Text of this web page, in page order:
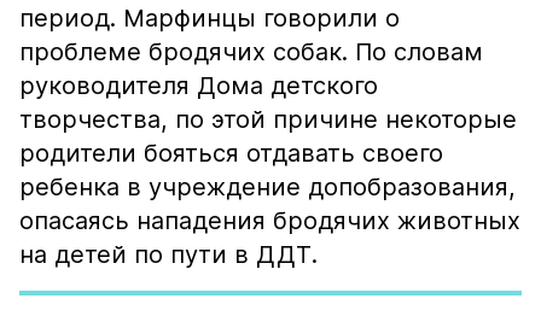
период. Марфинцы говорили о
проблеме бродячих собак. По словам
руководителя Дома детского
творчества, по этой причине некоторые
родители бояться отдавать своего
ребенка в учреждение допобразования,
опасаясь нападения бродячих животных
на детей по пути в ДДТ.